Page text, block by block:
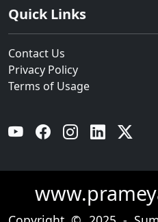
Quick Links
Contact Us
Privacy Policy
Terms of Usage
YouTube Facebook Instagram Linkedin